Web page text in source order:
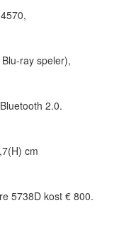
ray speler),
2.0.
cm
5738D kost € 800.